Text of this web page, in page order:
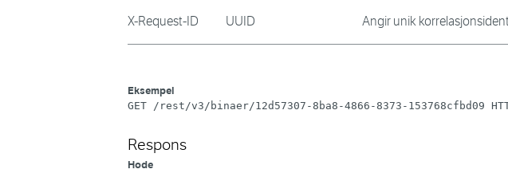
X-Request-ID UUID Angir unik
Eksempel
GET /rest/v3/binaer/12d57307-8ba8-4866-8373-153768cfbd09
Respons
Hode